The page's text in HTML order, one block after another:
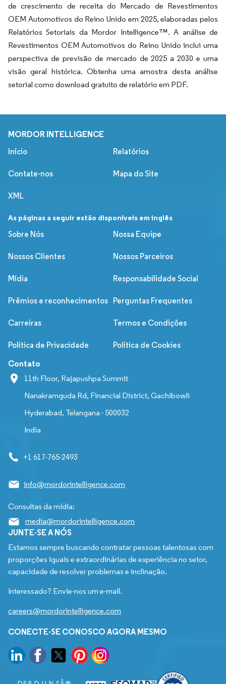
de crescimento de receita do Mercado de Revestimentos
OEM Automotivos do Reino Unido em 2025, elaboradas pelos
Relatórios Setoriais da Mordor Intelligence™. A análise de
Revestimentos OEM Automotivos do Reino Unido inclui uma
perspectiva de previsão de mercado de 2025 a 2030 e uma
visão geral histórica. Obtenha uma amostra desta análise
setorial como download gratuito de relatório em PDF.
MORDOR INTELLIGENCE
Início Relatórios
Contate-nos Mapa do Site
XML
As páginas a seguir estão disponíveis em inglês
Sobre Nós
Nossa Equipe
Nossos Clientes Nossos Parceiros
Mídia Responsabilidade Social
Prêmios e reconhecimentos Perguntas Frequentes
Carreiras Termos e Condições
Política de Privacidade Política de Cookies
Contato
11th Floor, Rajapushpa Summit
Nanakramguda Rd, Financial District, Gachibowli
Hyderabad, Telangana - 500032
India
+1 617-765-2493
info@mordorintelligence.com
Consultas da mídia:
media@mordorintelligence.com
JUNTE-SE A NÓS
Estamos sempre buscando contratar pessoas talentosas com
proporções iguais e extraordinárias de experiência no setor,
capacidade de resolver problemas e inclinação.
Interessado? Envie-nos um e-mail.
careers@mordorintelligence.com
CONECTE-SE CONOSCO AGORA MESMO